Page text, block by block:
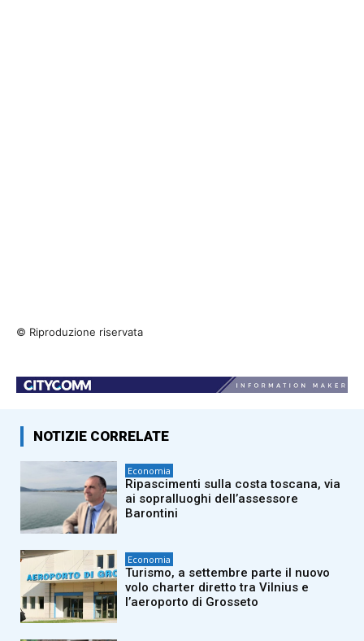
© Riproduzione riservata
NOTIZIE CORRELATE
Economia
Ripascimenti sulla costa toscana, via
ai sopralluoghi dell’assessore
Barontini
Economia
Turismo, a settembre parte il nuovo
volo charter diretto tra Vilnius e
l’aeroporto di Grosseto